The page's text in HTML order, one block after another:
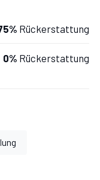
Ausgang auf die
Internet,
Rückerstattung
0% Rückerstattung